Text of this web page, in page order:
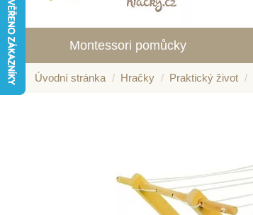
Montessori pomůcky
Úvodní stránka Hračky Praktický život